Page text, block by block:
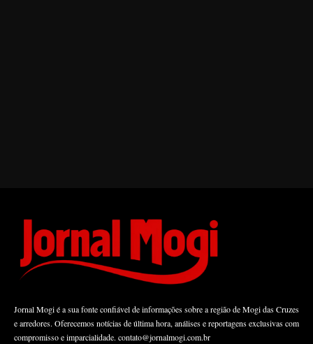
Jornal Mogi é a sua fonte confiável de informações sobre a região de Mogi das Cruzes
e arredores. Oferecemos notícias de última hora, análises e reportagens exclusivas com
compromisso e imparcialidade. contato@jornalmogi.com.br